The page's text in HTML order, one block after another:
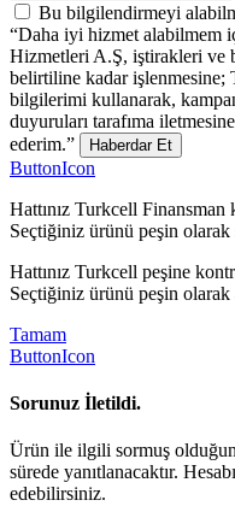
Bu bilgilendirmeyi
“Daha iyi hizmet alabilmem
Hizmetleri A.Ş, iştirakleri ve
belirtiline kadar
bilgilerimi kullanarak,
duyuruları tarafıma
ederim.”
Haberdar Et
ButtonIcon
Hattınız Turkcell
Seçtiğiniz ürünü peşin olarak
Hattınız Turkcell peşine
Seçtiğiniz ürünü peşin
Tamam
ButtonIcon
Sorunuz İletildi.
Ürün ile ilgili sormuş
sürede yanıtlanacaktır.
edebilirsiniz.